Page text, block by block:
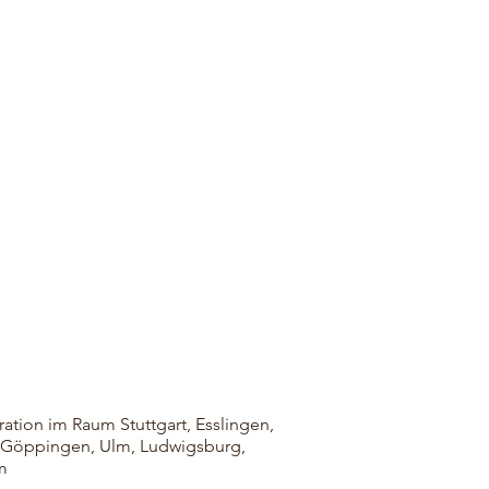
im Raum Stuttgart, Esslingen,
Ulm, Ludwigsburg,